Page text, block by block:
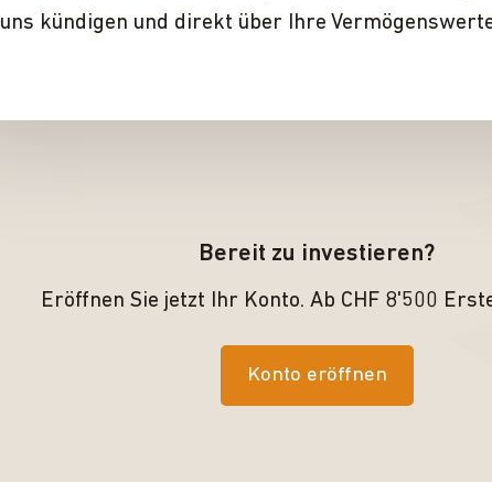
uns kündigen und direkt über Ihre
Bereit zu investieren?
Eröffnen Sie jetzt Ihr Konto. Ab CHF 8'500
Konto eröffnen